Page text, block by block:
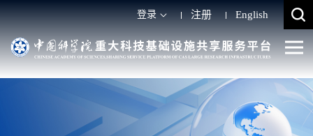
登录 注册 English